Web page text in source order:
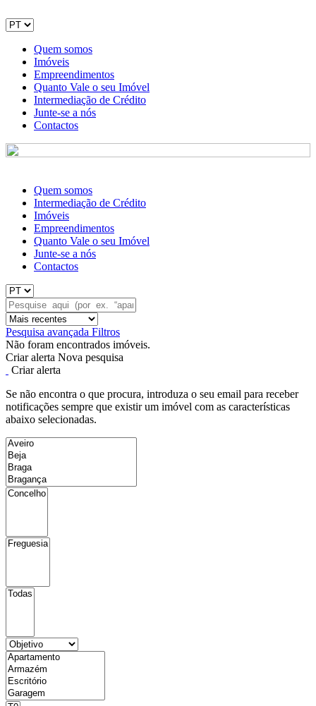
Quem somos
Imóveis
Empreendimentos
Quanto Vale o seu Imóvel
Intermediação de Crédito
Junte-se a nós
Contactos
Quem somos
Intermediação de Crédito
Imóveis
Empreendimentos
Quanto Vale o seu Imóvel
Junte-se a nós
Contactos
Pesquisa avançada Filtros
Não foram encontrados imóveis.
Criar alerta Nova pesquisa
Criar alerta
Se não encontra o que procura, introduza o seu email para receber
notificações sempre que existir um imóvel com as características
abaixo selecionadas.